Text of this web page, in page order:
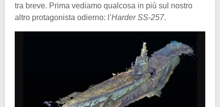
tra breve. Prima vediamo qualcosa in più sul nostro
altro protagonista odierno: l’Harder SS-257.